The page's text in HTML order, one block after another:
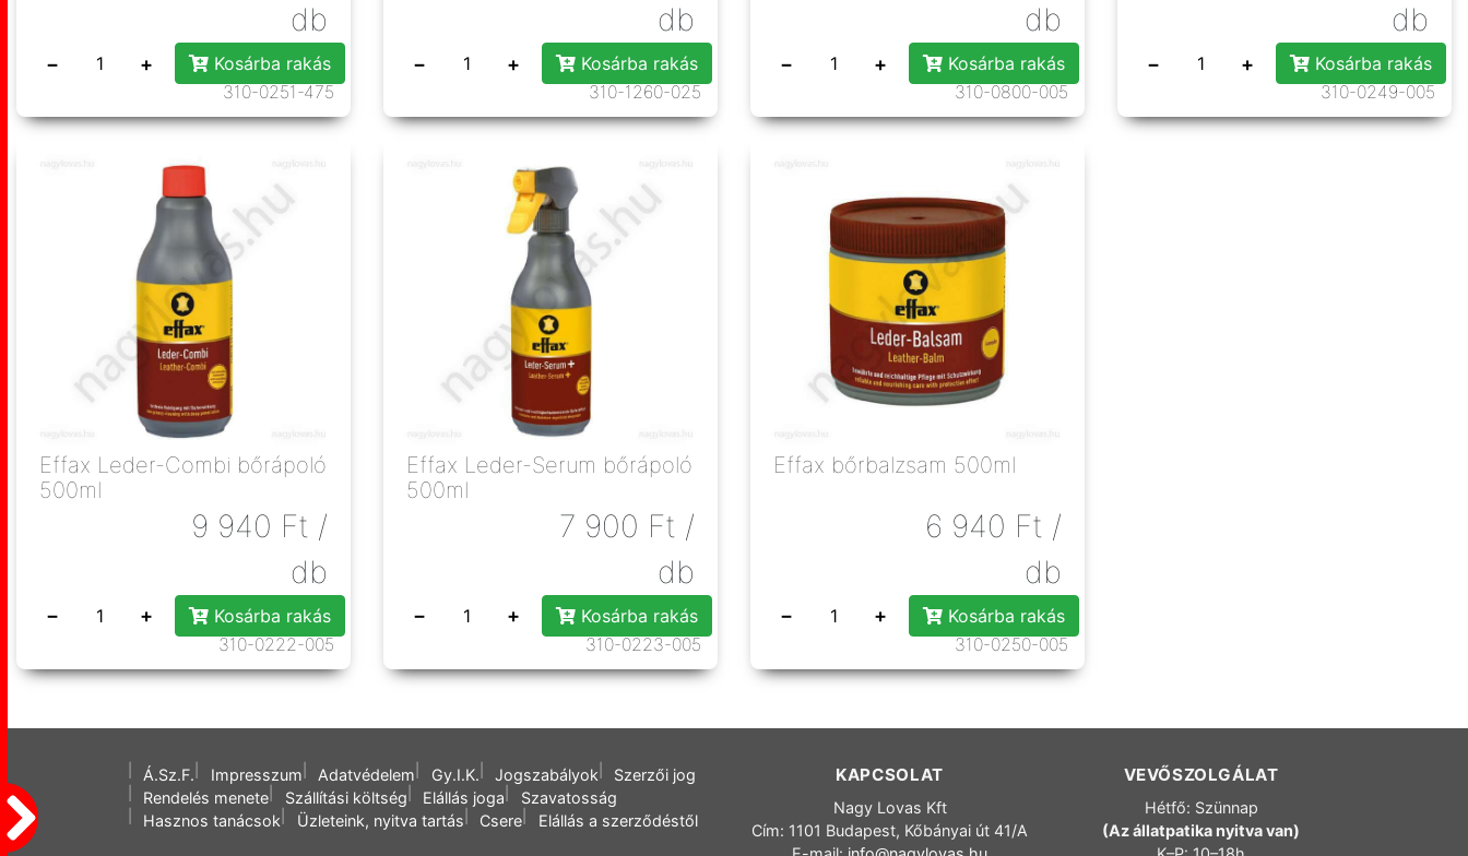
db
− +
Kosárba rakás
310-0251-475
db
− +
Kosárba rakás
310-1260-025
db
− +
Kosárba rakás
310-0800-005
db
− +
Kosárba rakás
310-0249-005
Effax Leder-Combi bőrápoló
500ml
9 940 Ft /
db
− +
Kosárba rakás
310-0222-005
Effax Leder-Serum bőrápoló
500ml
7 900 Ft /
db
− +
Kosárba rakás
310-0223-005
Effax bőrbalzsam 500ml
6 940 Ft /
db
− +
Kosárba rakás
310-0250-005
Á.Sz.F. Impresszum Adatvédelem Gy.I.K. Jogszabályok
Szerzői jog
Rendelés menete
Szállítási költség Elállás joga
Szavatosság
Hasznos tanácsok
Üzleteink, nyitva tartás Csere Elállás a szerződéstől
KAPCSOLAT
Nagy Lovas Kft
Cím: 1101 Budapest, Kőbányai út 41/A
VEVŐSZOLGÁLAT
Hétfő: Szünnap
(Az állatpatika nyitva van)